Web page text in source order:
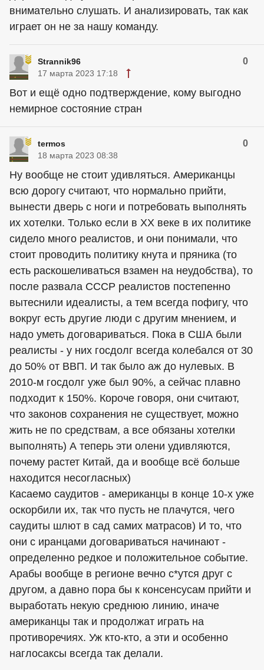
внимательно слушать. И анализировать, так как
играет он не за нашу команду.
Strannik96 0
17 марта 2023 17:18
Вот и ещё одно подтверждение, кому выгодно
немирное состояние стран
termos 0
18 марта 2023 08:38
Ну вообще не стоит удивляться. Американцы
всю дорогу считают, что нормально прийти,
вынести дверь с ноги и потребовать выполнять
их хотелки. Только если в ХХ веке в их политике
сидело много реалистов, и они понимали, что
стоит проводить политику кнута и пряника (то
есть раскошеливаться взамен на неудобства), то
после развала СССР реалистов постепенно
вытеснили идеалисты, а тем всегда пофигу, что
вокруг есть другие люди с другим мнением, и
надо уметь договариваться. Пока в США были
реалисты - у них госдолг всегда колебался от 30
до 50% от ВВП. И так было аж до нулевых. В
2010-м госдолг уже был 90%, а сейчас плавно
подходит к 150%. Короче говоря, они считают,
что законов сохранения не существует, можно
жить не по средствам, а все обязаны хотелки
выполнять) А теперь эти олени удивляются,
почему растет Китай, да и вообще всё больше
находится несогласных)
Касаемо саудитов - американцы в конце 10-х уже
оскорбили их, так что пусть не плачутся, чего
саудиты шлют в сад самих матрасов) И то, что
они с иранцами договариваться начинают -
определенно редкое и положительное событие.
Арабы вообще в регионе вечно с*утся друг с
другом, а давно пора бы к консенсусам прийти и
выработать некую среднюю линию, иначе
американцы так и продолжат играть на
противоречиях. Уж кто-кто, а эти и особенно
наглосаксы всегда так делали.